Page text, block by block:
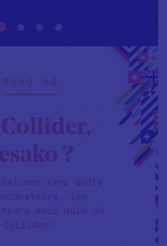
MOHO HQ
Collider,
?
sans doute
les
mais quid du
Collider?